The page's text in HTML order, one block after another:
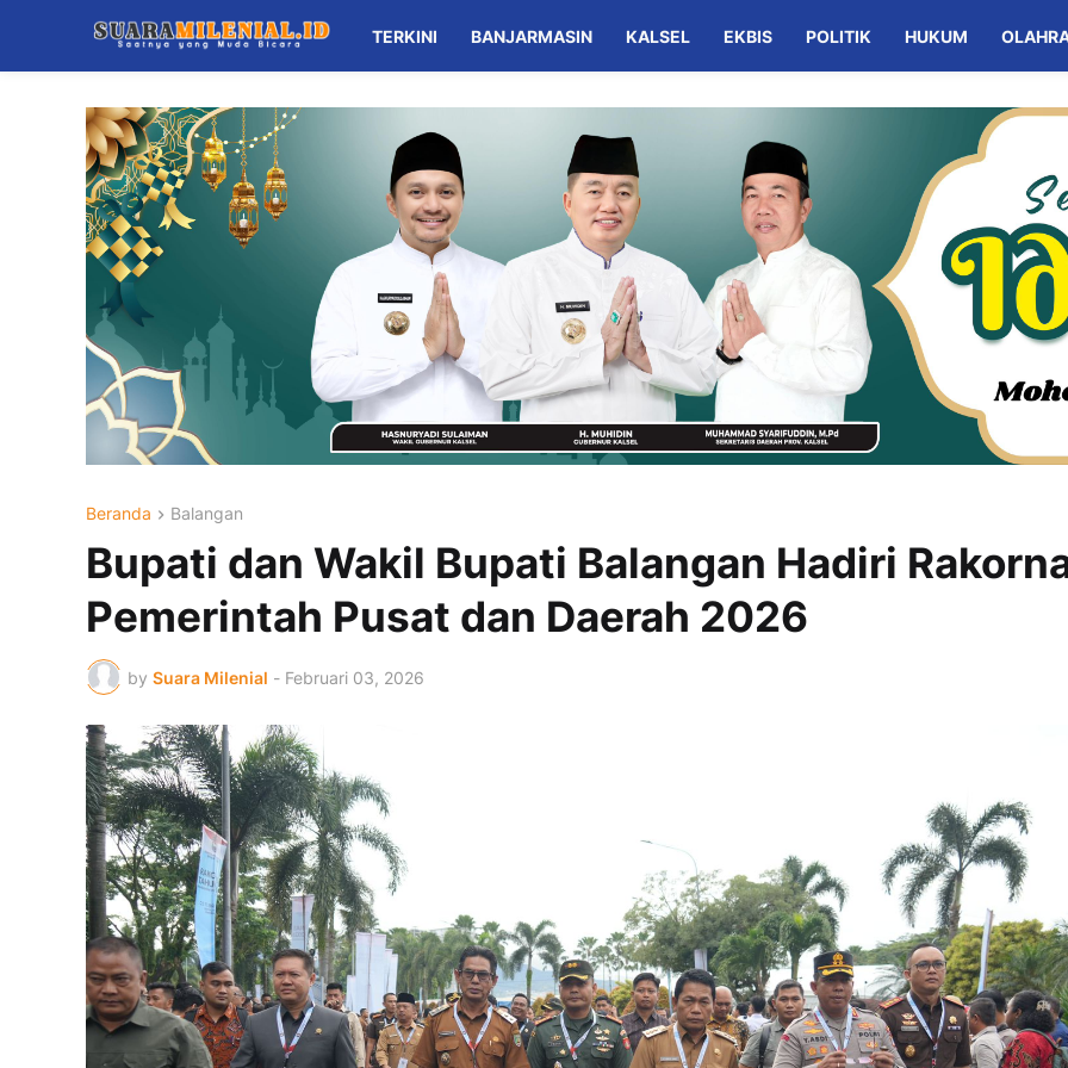
TERKINI BANJARMASIN KALSEL EKBIS POLITIK HUKUM
Beranda Balangan
Bupati dan Wakil Bupati Balangan Hadiri
Pemerintah Pusat dan Daerah 2026
by Suara Milenial - Februari 03, 2026